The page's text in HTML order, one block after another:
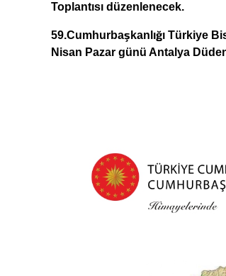
Toplantısı düzenlenecek.
59.Cumhurbaşkanlığı Türkiye
Nisan Pazar günü Antalya